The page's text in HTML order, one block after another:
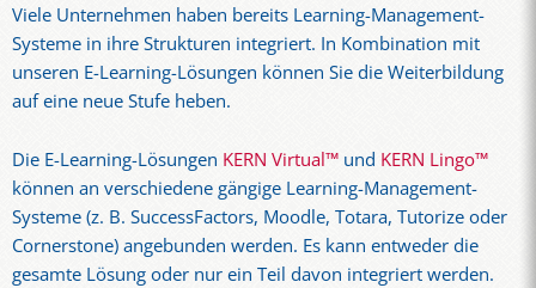
Viele Unternehmen haben bereits Learning-Management-
Systeme in ihre Strukturen integriert. In Kombination mit
unseren E-Learning-Lösungen können Sie die Weiterbildung
auf eine neue Stufe heben.
Die E-Learning-Lösungen KERN Virtual™ und KERN Lingo™
können an verschiedene gängige Learning-Management-
Systeme (z. B. SuccessFactors, Moodle, Totara, Tutorize oder
Cornerstone) angebunden werden. Es kann entweder die
gesamte Lösung oder nur ein Teil davon integriert werden.